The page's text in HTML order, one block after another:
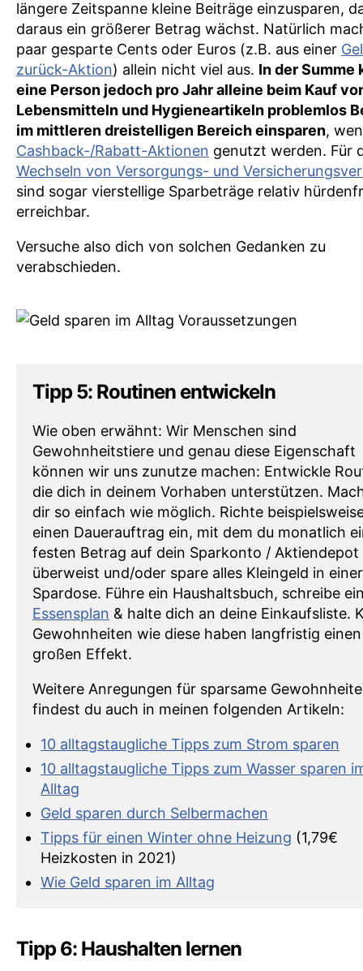
längere Zeitspanne kleine Beiträge einzusparen,
daraus ein größerer Betrag wächst. Natürlich
paar gesparte Cents oder Euros (z.B. aus einer
zurück-Aktion) allein nicht viel aus. In der Summe
eine Person jedoch pro Jahr alleine beim Kauf
Lebensmitteln und Hygieneartikeln problemlos
im mittleren dreistelligen Bereich einsparen,
Cashback-/Rabatt-Aktionen genutzt werden. Für
Wechseln von Versorgungs- und
sind sogar vierstellige Sparbeträge relativ
erreichbar.
Versuche also dich von solchen Gedanken zu
verabschieden.
Tipp 5: Routinen entwickeln
Wie oben erwähnt: Wir Menschen sind
Gewohnheitstiere und genau diese Eigenschaft
können wir uns zunutze machen: Entwickle
die dich in deinem Vorhaben unterstützen.
dir so einfach wie möglich. Richte
einen Dauerauftrag ein, mit dem du monatlich
festen Betrag auf dein Sparkonto / Aktiendepot
überweist und/oder spare alles Kleingeld in einer
Spardose. Führe ein Haushaltsbuch, schreibe
Essensplan & halte dich an deine Einkaufsliste.
Gewohnheiten wie diese haben langfristig einen
großen Effekt.
Weitere Anregungen für sparsame
findest du auch in meinen folgenden Artikeln:
10 alltagstaugliche Tipps zum Strom sparen
10 alltagstaugliche Tipps zum Wasser sparen
Alltag
Geld sparen durch Selbermachen
Tipps für einen Winter ohne Heizung (1,79€
Heizkosten in 2021)
Wie Geld sparen im Alltag
Tipp 6: Haushalten lernen